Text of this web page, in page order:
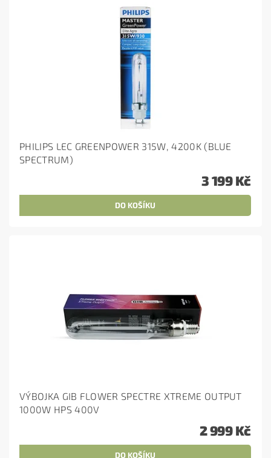
PHILIPS LEC GREENPOWER 315W, 4200K (BLUE
SPECTRUM)
3 199 Kč
VÝBOJKA GIB FLOWER SPECTRE XTREME OUTPUT
1000W HPS 400V
2 999 Kč